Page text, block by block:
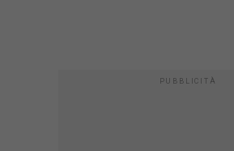
PUBBLICITÀ